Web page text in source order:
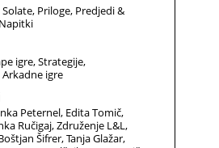
Solate Priloge Predjedi &
Napitki
igre Strategije
Arkadne igre
Peternel Edita Tomič
Ručigaj Združenje L&L
Šifrer Tanja Glažar